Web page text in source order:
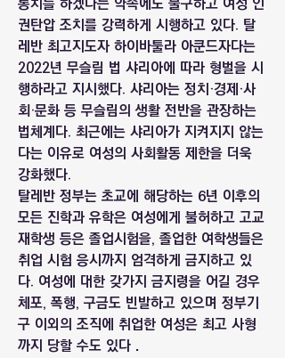
권탄압 조치를 강력하게 시행하고 있다. 탈
레반 최고지도자 하이바툴라 아쿤드자다는
2022년 무슬림 법 샤리아에 따라 형벌을 시
행하라고 지시했다. 샤리아는 정치·경제·사
회·문화 등 무슬림의 생활 전반을 관장하는
법체계다. 최근에는 샤리아가 지켜지지 않는
다는 이유로 여성의 사회활동 제한을 더욱
강화했다.
탈레반 정부는 초교에 해당하는 6년 이후의
모든 진학과 유학은 여성에게 불허하고 고교
재학생 등은 졸업시험을, 졸업한 여학생들은
취업 시험 응시까지 엄격하게 금지하고 있
다. 여성에 대한 갖가지 금지령을 어길 경우
체포, 폭행, 구금도 빈발하고 있으며 정부기
구 이외의 조직에 취업한 여성은 최고 사형
까지 당할 수도 있다．